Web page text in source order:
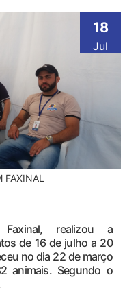
18
Jul
FAXINAL
realizou a
de 16 de julho a 20
no dia 22 de março
animais. Segundo o